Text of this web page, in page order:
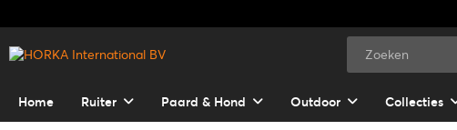
Home Ruiter Paard & Hond Outdoor Collecties